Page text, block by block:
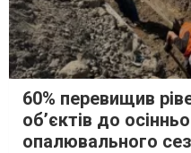
60% перевищив
об’єктів до
опалювального